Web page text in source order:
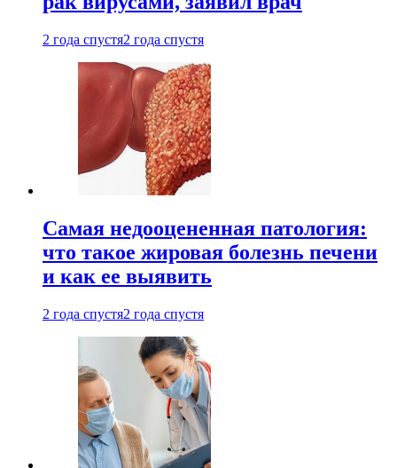
2 года спустя2 года спустя
Самая недооцененная патология:
что такое жировая болезнь печени
и как ее выявить
2 года спустя2 года спустя